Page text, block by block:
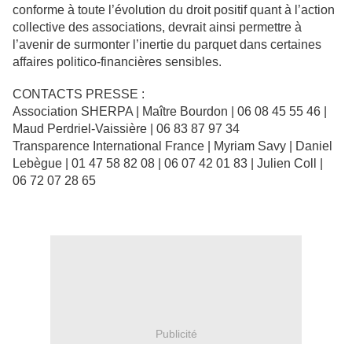
conforme à toute l’évolution du droit positif quant à l’action
collective des associations, devrait ainsi permettre à
l’avenir de surmonter l’inertie du parquet dans certaines
affaires politico-financières sensibles.
CONTACTS PRESSE :
Association SHERPA | Maître Bourdon | 06 08 45 55 46 |
Maud Perdriel-Vaissière | 06 83 87 97 34
Transparence International France | Myriam Savy | Daniel
Lebègue | 01 47 58 82 08 | 06 07 42 01 83 | Julien Coll |
06 72 07 28 65
Publicité